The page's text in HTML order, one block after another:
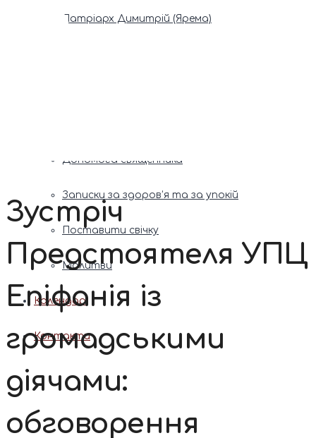
Патріарх Димитрій (Ярема)
Допомога священника
Записки за здоров’я та за упокій
Поставити свічку
Молитви
Календар
Контакти
Зустріч
Предстоятеля УПЦ
Епіфанія із
громадськими
діячами:
обговорення